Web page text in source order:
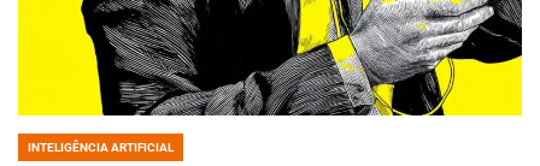
POSTED
INTELIGÊNCIA ARTIFICIAL